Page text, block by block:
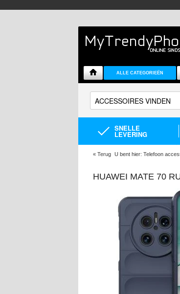
ALLE CATEGORIEËN
SNELLE
LEVERING
« Terug U bent hier: Telefoon
HUAWEI MATE 70